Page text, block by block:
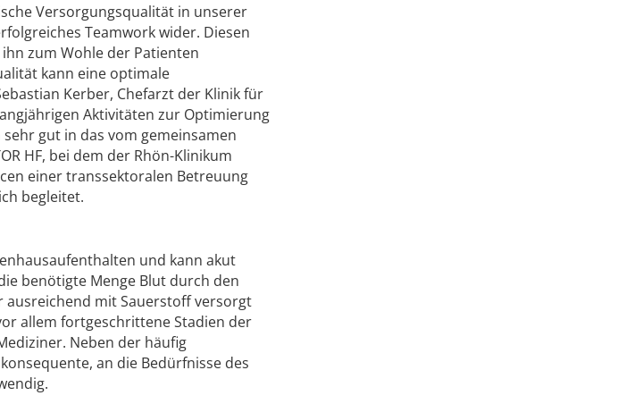
Versorgungsqualität in unserer
Teamwork wider. Diesen
zum Wohle der Patienten
kann eine optimale
Kerber, Chefarzt der Klinik für
Aktivitäten zur Optimierung
gut in das vom gemeinsamen
HF, bei dem der Rhön-Klinikum
einer transsektoralen Betreuung
begleitet.
und kann akut
benötigte Menge Blut durch den
ausreichend mit Sauerstoff versorgt
allem fortgeschrittene Stadien der
Neben der häufig
an die Bedürfnisse des